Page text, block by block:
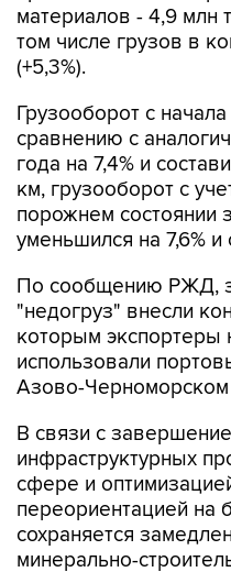
(+5,3%).
Грузооборот с
года на 7,4% и
км, грузооборот с
порожнем состоянии
уменьшился на 7,6% и
По сообщению РЖД,
которым экспортеры
использовали
Азово-Черноморском
В связи с
сфере и
переориентацией
сохраняется
минерально-
монополия.